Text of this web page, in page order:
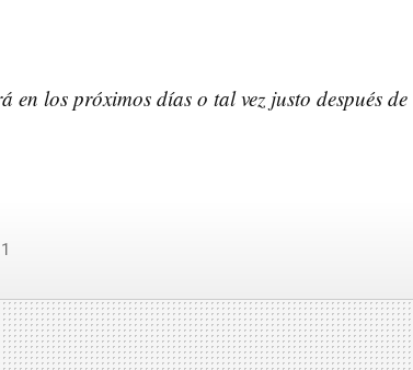
en los próximos días o tal vez justo después de